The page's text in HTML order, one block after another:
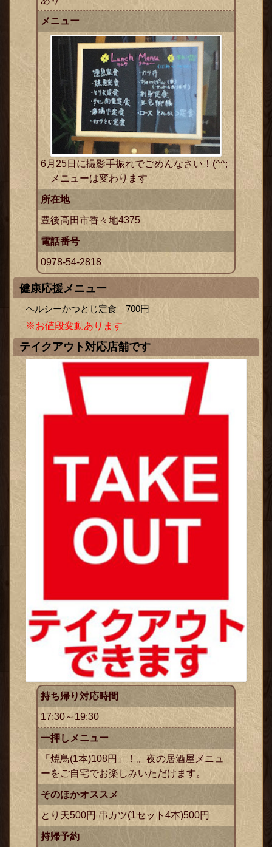
メニュー
6月25日に撮影手振れでごめんなさい！(^^;
メニューは変わります
所在地
豊後高田市香々地4375
電話番号
0978-54-2818
健康応援メニュー
ヘルシーかつとじ定食 700円
※お値段変動あります
テイクアウト対応店舗です
持ち帰り対応時間
17:30～19:30
一押しメニュー
「焼鳥(1本)108円」！。夜の居酒屋メニュ
ーをご自宅でお楽しみいただけます。
そのほかオススメ
とり天500円 串カツ(1セット4本)500円
持帰予約